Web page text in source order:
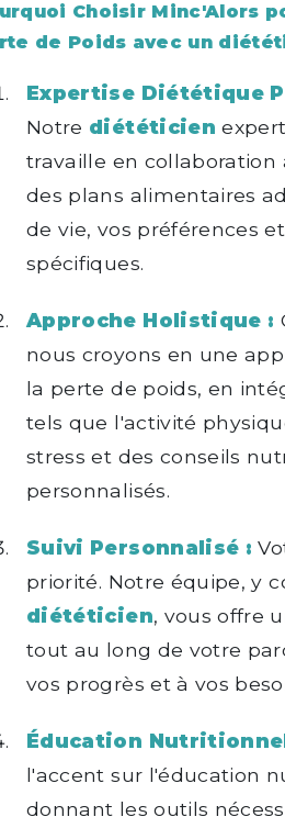
Choisir Minc'Alors
de Poids avec un
Expertise Diététique
Notre diététicien
travaille en collaboration
des plans alimentaires
de vie, vos préférences
spécifiques.
Approche Holistique :
nous croyons en une
la perte de poids, en
tels que l'activité
stress et des conseils
personnalisés.
Suivi Personnalisé :
priorité. Notre équipe, y
diététicien, vous offre
tout au long de votre
vos progrès et à vos
Éducation
l'accent sur l'éducation
donnant les outils